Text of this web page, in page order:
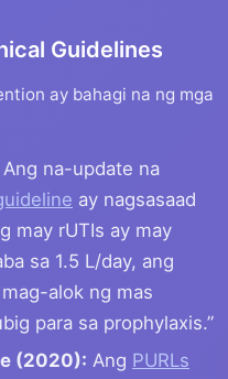
Guidelines
ay bahagi na ng mga
Ang na-update na
ay nagsasaad
may rUTIs ay may
sa 1.5 L/day, ang
alok ng mas
para sa prophylaxis.”
(2020): Ang PURLs